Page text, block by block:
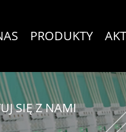
PRODUKTY
SIĘ Z NAMI